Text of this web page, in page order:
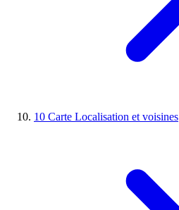
10 Carte Localisation et voisines